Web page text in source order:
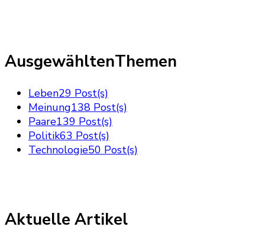
AusgewähltenThemen
Leben29 Post(s)
Meinung138 Post(s)
Paare139 Post(s)
Politik63 Post(s)
Technologie50 Post(s)
Aktuelle Artikel